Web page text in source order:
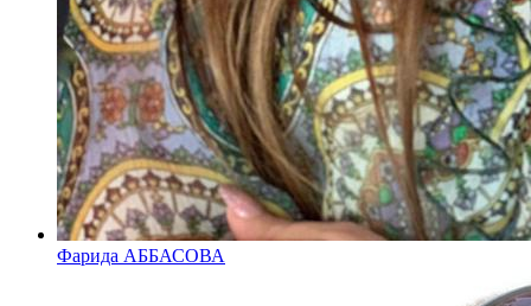
Фарида АББАСОВА